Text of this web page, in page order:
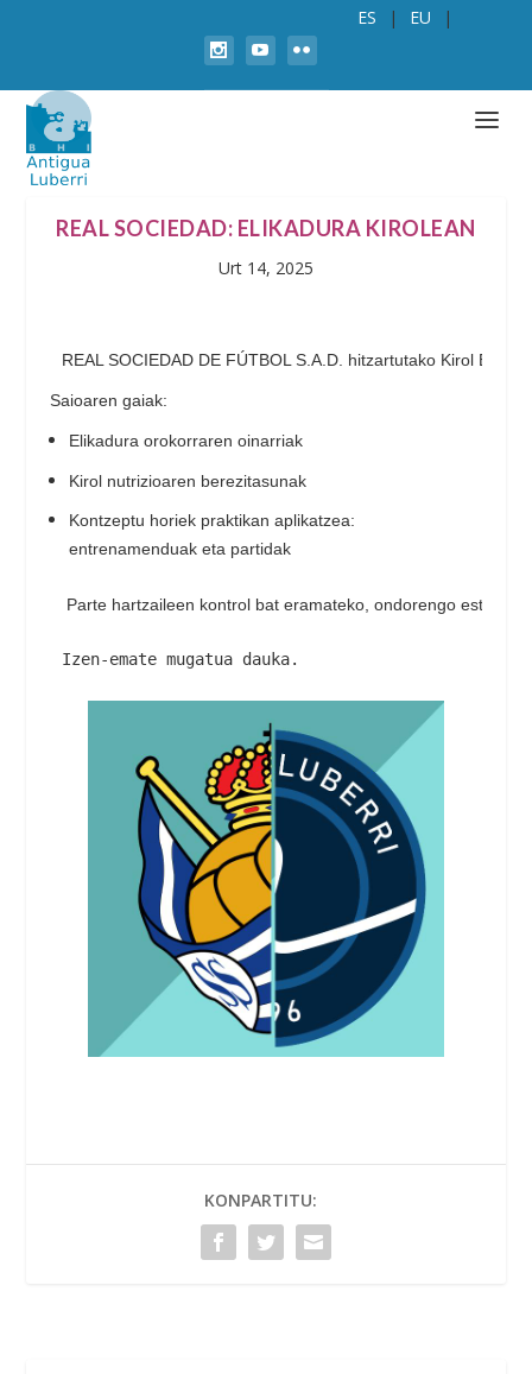
EU
ES
REAL SOCIEDAD: ELIKADURA KIROLEAN
Urt 14, 2025
REAL SOCIEDAD DE FÚTBOL S.A.D. hitzartutako Kirol
Saioaren gaiak:
Elikadura orokorraren oinarriak
Kirol nutrizioaren berezitasunak
Kontzeptu horiek praktikan aplikatzea:
entrenamenduak eta partidak
Parte hartzaileen kontrol bat eramateko, ondorengo estekan
Izen-emate mugatua dauka.
KONPARTITU: